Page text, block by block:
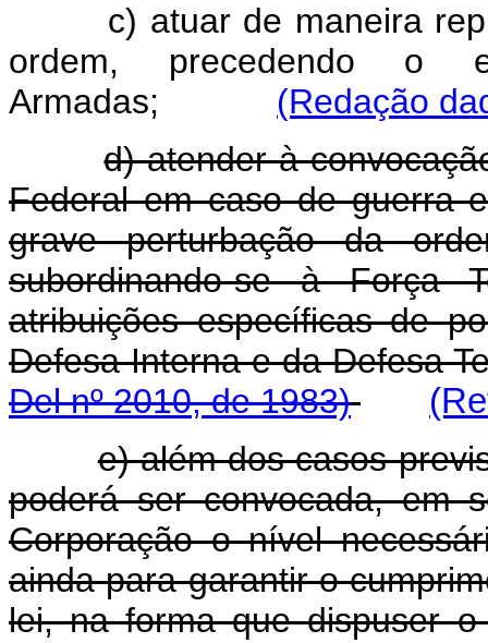
c) atuar de maneira
ordem, precedendo o
Armadas; (Redação
d) atender à
Federal em caso de guerra
grave perturbação da
subordinando-se à Força
atribuições específicas de
Defesa Interna e da
Del nº 2010, de 1983)
e) além dos casos
poderá ser convocada, em
Corporação o nível
ainda para garantir o
lei, na forma que dispuser